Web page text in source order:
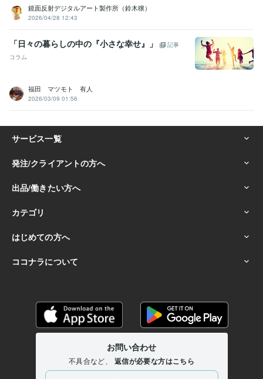
鏡面反射デジタルアート製作所（鈴木穣）
2026/04/28 12:43
「日々の暮らしの中の『小さな幸せ』」
記事
コラム
福田 マツモト 有人
2026/03/09 01:56